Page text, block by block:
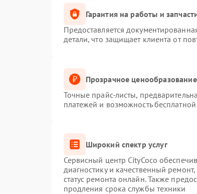
Гарантия на работы и
Предоставляется
детали, что защищает клиента от
Прозрачное
Точные прайс-листы,
платежей и возможность
Широкий спектр услуг
Сервисный центр CityCoco
диагностику и качественный
статус ремонта онлайн. Также
продления срока службы техники